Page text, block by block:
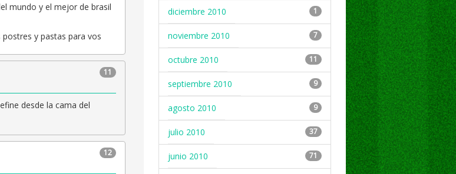
mundo y el mejor de brasil
y pastas para vos
11
desde la cama del
12
diciembre 2010 1
noviembre 2010 7
octubre 2010 11
septiembre 2010 9
agosto 2010 9
julio 2010 37
junio 2010 71